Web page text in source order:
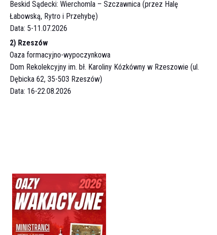
Beskid Sądecki: Wierchomla – Szczawnica (przez Halę
Łabowską, Rytro i Przehybę)
Data: 5-11.07.2026
2) Rzeszów
Oaza formacyjno-wypoczynkowa
Dom Rekolekcyjny im. bł. Karoliny Kózkówny w Rzeszowie (ul.
Dębicka 62, 35-503 Rzeszów)
Data: 16-22.08.2026